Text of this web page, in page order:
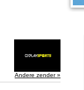
Andere zender »